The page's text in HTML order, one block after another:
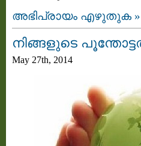
അഭിപ്രായം എഴുതുക »
നിങ്ങളുടെ
May 27th, 2014